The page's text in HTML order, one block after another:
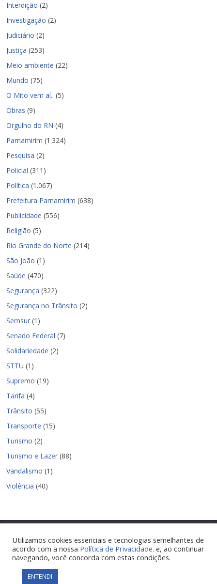
Interdição (2)
Investigação (2)
Judiciário (2)
Justiça (253)
Meio ambiente (22)
Mundo (75)
O Mito vem aí.. (5)
Obras (9)
Orgulho do RN (4)
Parnamirim (1.324)
Pesquisa (2)
Policial (311)
Política (1.067)
Prefeitura Parnamirim (638)
Publicidade (556)
Religião (5)
Rio Grande do Norte (214)
São João (1)
Saúde (470)
Segurança (322)
Segurança no Trânsito (2)
Semsur (1)
Senado Federal (7)
Solidariedade (2)
STTU (1)
Supremo (19)
Tarifa (4)
Trânsito (55)
Transporte (15)
Turismo (2)
Turismo e Lazer (88)
Vandalismo (1)
Violência (40)
Copyright © 2026Nova Parnamirim Notícias. Todos os direitos
reservados.
Tema:ColorMag
Utilizamos cookies essenciais e tecnologias semelhantes de
acordo com a nossa Política de Privacidade. e, ao continuar
navegando, você concorda com estas condições.
ENTENDI